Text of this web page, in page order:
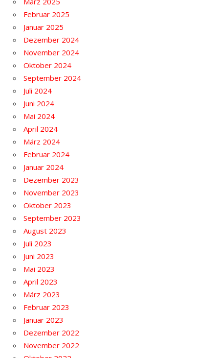
Februar 2025
Januar 2025
Dezember 2024
November 2024
Oktober 2024
September 2024
Juli 2024
Juni 2024
Mai 2024
April 2024
März 2024
Februar 2024
Januar 2024
Dezember 2023
November 2023
Oktober 2023
September 2023
August 2023
Juli 2023
Juni 2023
Mai 2023
April 2023
März 2023
Februar 2023
Januar 2023
Dezember 2022
November 2022